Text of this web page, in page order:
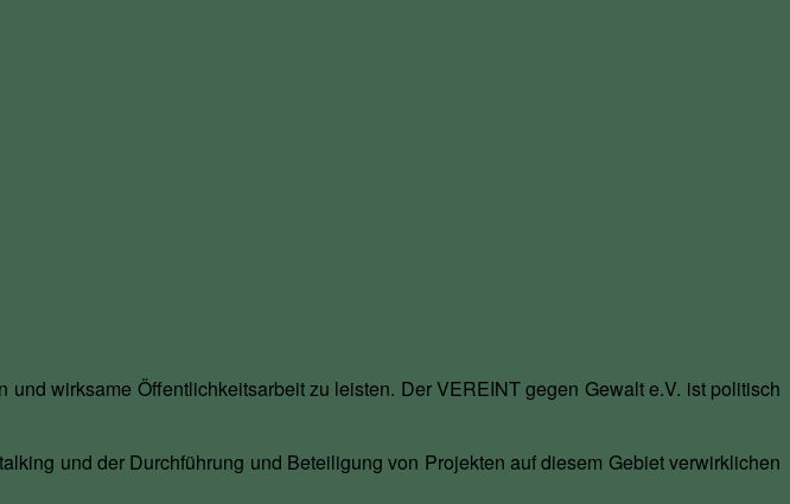
wirksame Öffentlichkeitsarbeit zu leisten. Der VEREINT gegen Gewalt e.V. ist politisch
und der Durchführung und Beteiligung von Projekten auf diesem Gebiet verwirklichen